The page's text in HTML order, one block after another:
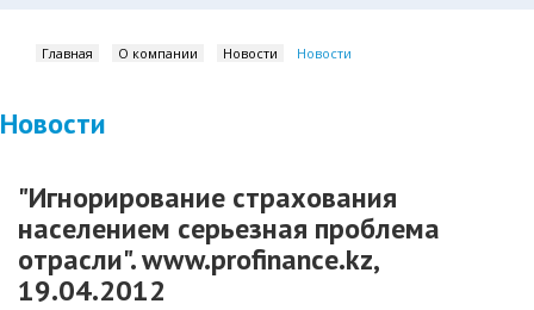
Главная О компании Новости Новости
Новости
"Игнорирование страхования
населением серьезная проблема
отрасли". www.profinance.kz,
19.04.2012